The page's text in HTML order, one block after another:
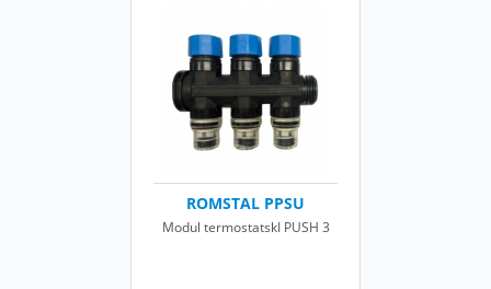
ROMSTAL PPSU
Modul termostatskI PUSH 3